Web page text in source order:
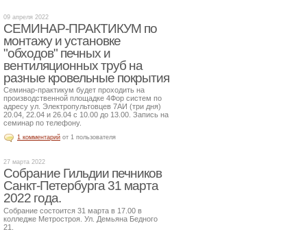
09 апреля 2022
СЕМИНАР-ПРАКТИКУМ по
монтажу и установке
"обходов" печных и
вентиляционных труб на
разные кровельные покрытия
Семинар-практикум будет проходить на
производственной площадке 4Фор систем по
адресу ул. Электропультовцев 7АИ (три дня)
20.04, 22.04 и 26.04 с 10.00 до 13.00. Запись на
семинар по телефону.
1 комментарий от 1 пользователя
27 марта 2022
Собрание Гильдии печников
Санкт-Петербурга 31 марта
2022 года.
Собрание состоится 31 марта в 17.00 в
колледже Метростроя. Ул. Демьяна Бедного
21.